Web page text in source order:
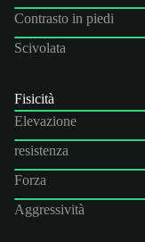
Contrasto in piedi
Scivolata
Fisicità
Elevazione
resistenza
Forza
Aggressività